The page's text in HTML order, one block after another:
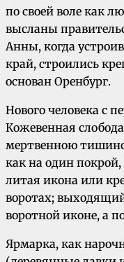
по своей воле как
высланы
Анны, когда
край, строились
основан Оренбург.
Нового человека с
Кожевенная
мертвенною
как на один покрой,
литая икона или
воротах;
воротной иконе, а
Ярмарка, как